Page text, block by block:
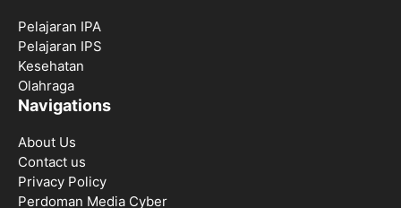
Pelajaran IPA
Pelajaran IPS
Kesehatan
Olahraga
Navigations
About Us
Contact us
Privacy Policy
Perdoman Media Cyber